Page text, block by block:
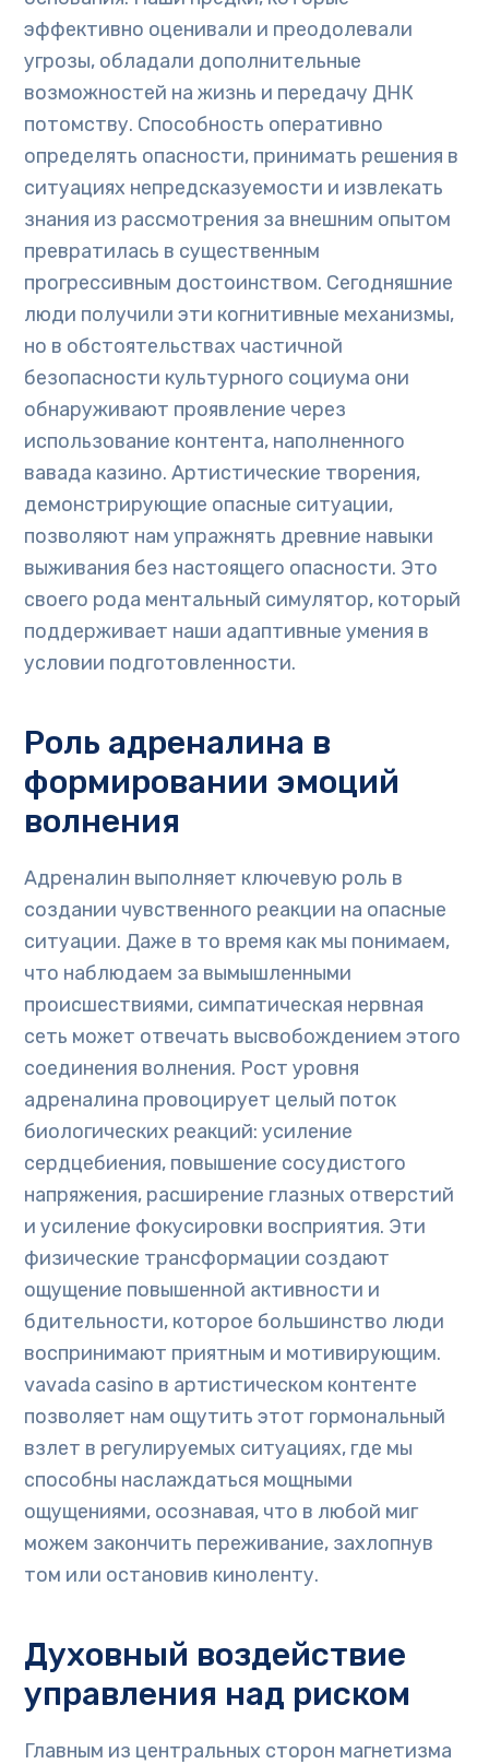
эффективно оценивали и преодолевали
угрозы, обладали дополнительные
возможностей на жизнь и передачу ДНК
потомству. Способность оперативно
определять опасности, принимать решения в
ситуациях непредсказуемости и извлекать
знания из рассмотрения за внешним опытом
превратилась в существенным
прогрессивным достоинством. Сегодняшние
люди получили эти когнитивные механизмы,
но в обстоятельствах частичной
безопасности культурного социума они
обнаруживают проявление через
использование контента, наполненного
вавада казино. Артистические творения,
демонстрирующие опасные ситуации,
позволяют нам упражнять древние навыки
выживания без настоящего опасности. Это
своего рода ментальный симулятор, который
поддерживает наши адаптивные умения в
условии подготовленности.
Роль адреналина в
формировании эмоций
волнения
Адреналин выполняет ключевую роль в
создании чувственного реакции на опасные
ситуации. Даже в то время как мы понимаем,
что наблюдаем за вымышленными
происшествиями, симпатическая нервная
сеть может отвечать высвобождением этого
соединения волнения. Рост уровня
адреналина провоцирует целый поток
биологических реакций: усиление
сердцебиения, повышение сосудистого
напряжения, расширение глазных отверстий
и усиление фокусировки восприятия. Эти
физические трансформации создают
ощущение повышенной активности и
бдительности, которое большинство люди
воспринимают приятным и мотивирующим.
vavada casino в артистическом контенте
позволяет нам ощутить этот гормональный
взлет в регулируемых ситуациях, где мы
способны наслаждаться мощными
ощущениями, осознавая, что в любой миг
можем закончить переживание, захлопнув
том или остановив киноленту.
Духовный воздействие
управления над риском
Главным из центральных сторон магнетизма